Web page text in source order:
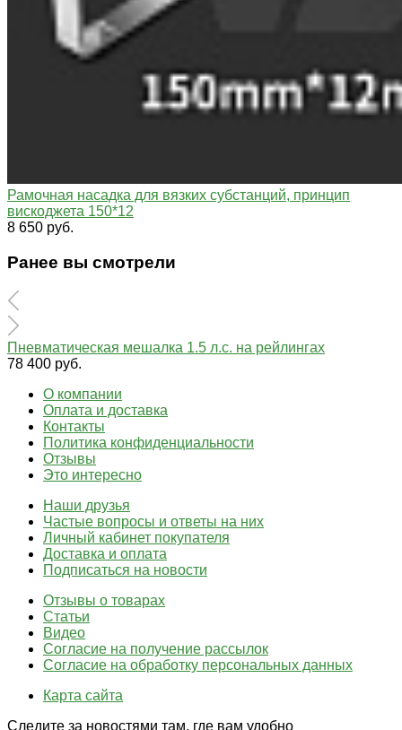
Рамочная насадка для вязких субстанций, принцип
вискоджета 150*12
8 650 руб.
Ранее вы смотрели
Пневматическая мешалка 1.5 л.с. на рейлингах
78 400 руб.
О компании
Оплата и доставка
Контакты
Политика конфиденциальности
Отзывы
Это интересно
Наши друзья
Частые вопросы и ответы на них
Личный кабинет покупателя
Доставка и оплата
Подписаться на новости
Отзывы о товарах
Статьи
Видео
Согласие на получение рассылок
Согласие на обработку персональных данных
Карта сайта
Следите за новостями там, где вам удобно